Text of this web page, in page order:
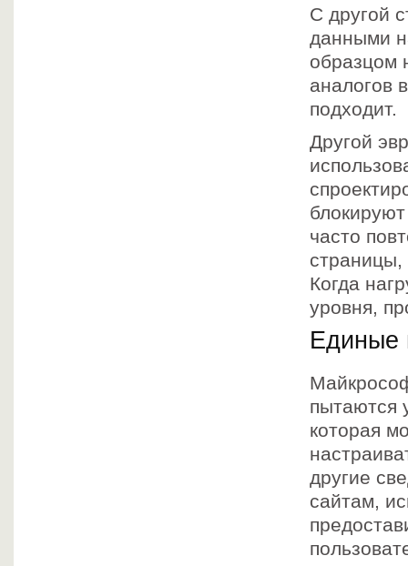
С другой
данными
образцом
аналогов
подходит.
Другой
часто
Когда
уровня,
Единые
пытаются
которая
другие
сайтам,